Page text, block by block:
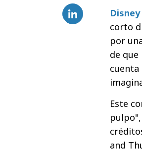
Disney
corto
por
de
cuenta
Este
and